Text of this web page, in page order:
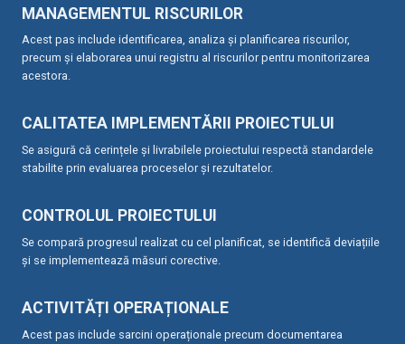
MANAGEMENTUL RISCURILOR
Acest pas include identificarea, analiza și planificarea riscurilor,
precum și elaborarea unui registru al riscurilor pentru monitorizarea
acestora.
CALITATEA IMPLEMENTĂRII PROIECTULUI
Se asigură că cerințele și livrabilele proiectului respectă standardele
stabilite prin evaluarea proceselor și rezultatelor.
CONTROLUL PROIECTULUI
Se compară progresul realizat cu cel planificat, se identifică deviațiile
și se implementează măsuri corective.
ACTIVITĂȚI OPERAȚIONALE
Acest pas include sarcini operaționale precum documentarea